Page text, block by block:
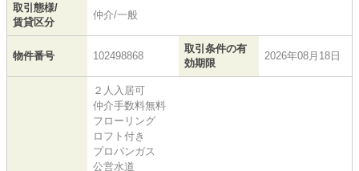
取引態様/
賃貸区分
仲介/一般
物件番号 102498868
取引条件の有
効期限
2026年08月18日
２人入居可
仲介手数料無料
フローリング
ロフト付き
プロパンガス
公営水道